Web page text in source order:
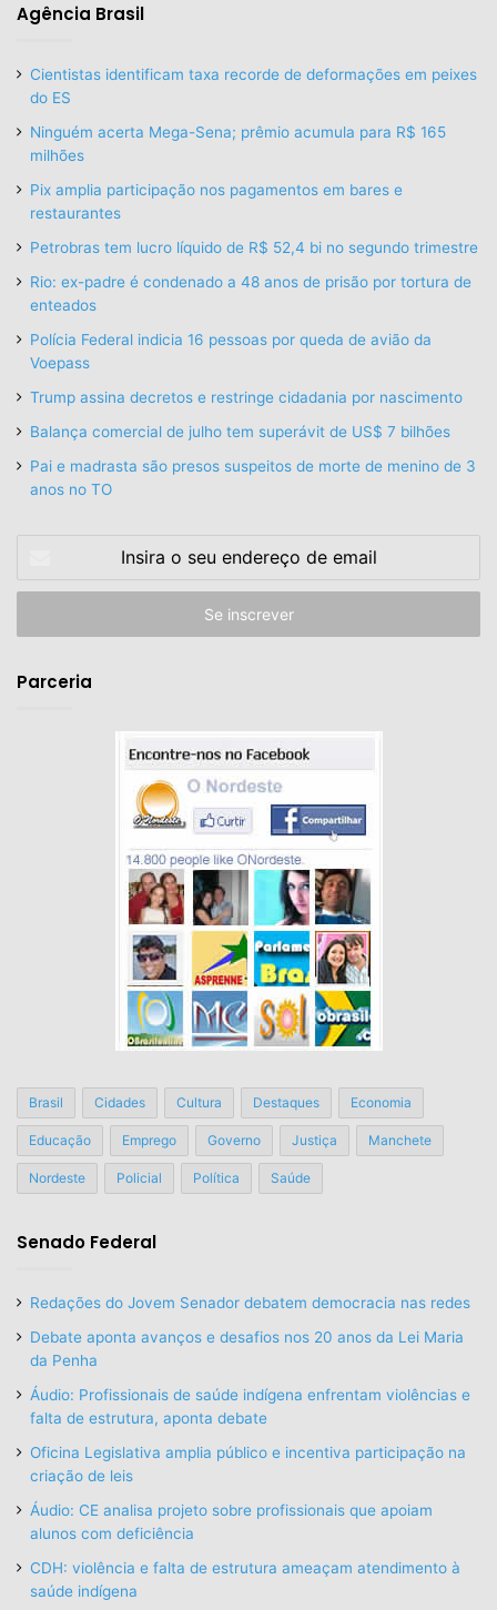
Agência Brasil
Cientistas identificam taxa recorde de deformações em peixes
do ES
Ninguém acerta Mega-Sena; prêmio acumula para R$ 165
milhões
Pix amplia participação nos pagamentos em bares e
restaurantes
Petrobras tem lucro líquido de R$ 52,4 bi no segundo trimestre
Rio: ex-padre é condenado a 48 anos de prisão por tortura de
enteados
Polícia Federal indicia 16 pessoas por queda de avião da
Voepass
Trump assina decretos e restringe cidadania por nascimento
Balança comercial de julho tem superávit de US$ 7 bilhões
Pai e madrasta são presos suspeitos de morte de menino de 3
anos no TO
seu
de
Parceria
Brasil Cidades Cultura Destaques Economia
Educação Emprego Governo Justiça Manchete
Nordeste Policial Política Saúde
Senado Federal
Redações do Jovem Senador debatem democracia nas redes
Debate aponta avanços e desafios nos 20 anos da Lei Maria
da Penha
Áudio: Profissionais de saúde indígena enfrentam violências e
falta de estrutura, aponta debate
Oficina Legislativa amplia público e incentiva participação na
criação de leis
Áudio: CE analisa projeto sobre profissionais que apoiam
alunos com deficiência
CDH: violência e falta de estrutura ameaçam atendimento à
saúde indígena